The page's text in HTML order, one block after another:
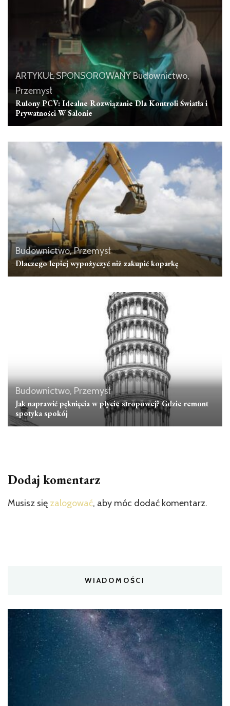
ARTYKUŁ SPONSOROWANYBudownictwo,
Przemysł
Rulony PCV: Idealne Rozwiązanie Dla Kontroli Światła i
Prywatności W Salonie
Budownictwo, Przemysł
Dlaczego lepiej wypożyczyć niż zakupić koparkę
Budownictwo, Przemysł
Jak naprawić pęknięcia w płycie stropowej? Gdzie remont
spotyka spokój
Dodaj komentarz
Musisz się zalogować, aby móc dodać komentarz.
WIADOMOŚCI